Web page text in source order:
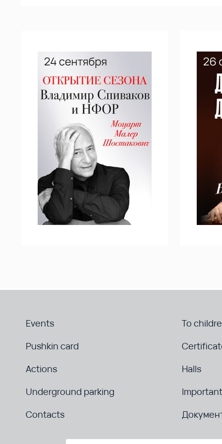
Events
To
Pushkin card
Actions
Halls
Underground parking
Contacts